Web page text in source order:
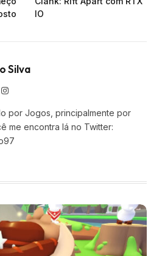
IO
Silva
Instagram
por Jogos, principalmente por
me encontra lá no Twitter: